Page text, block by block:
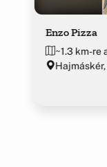
Enzo Pizza
~1.3 km-re